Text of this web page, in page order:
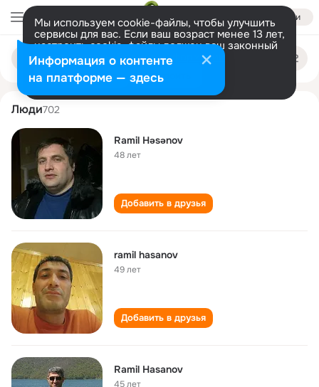
Войти
Мы используем cookie-файлы, чтобы улучшить
сервисы для вас. Если ваш возраст менее 13 лет,
настроить cookie-файлы должен ваш законный
представитель. Больше информации
Разрешить все Настроить
Поиск
людям
ramil khasanov
Люди702
Ramil Həsənov
48 лет
Добавить в друзья
ramil hasanov
49 лет
Добавить в друзья
Ramil Hasanov
45 лет
Информация о контенте
на платформе — здесь